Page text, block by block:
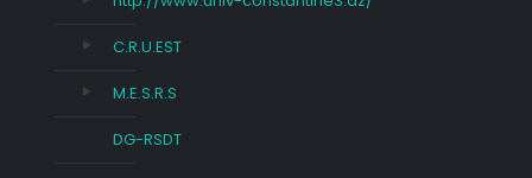
C.R.U.EST
M.E.S.R.S
DG-RSDT